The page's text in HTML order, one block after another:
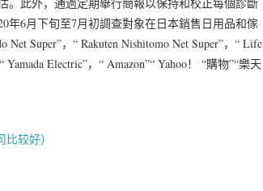
年6月下旬至7月初調查對象在日本銷售日用品和傢
Super”，“ Rakuten Nishitomo Net Super”，“ Life
Yamada Electric”，“ Amazon”“ Yahoo！ “購物”“樂天
较好）